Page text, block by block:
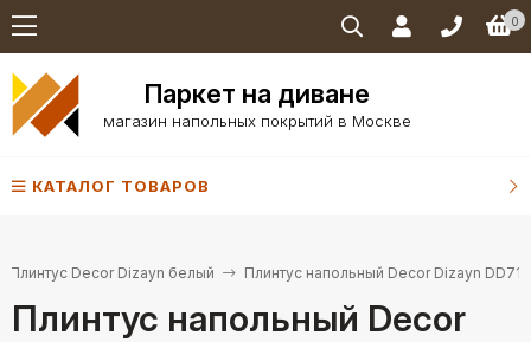
0
Паркет на диване
магазин напольных покрытий в Москве
КАТАЛОГ ТОВАРОВ
Плинтус Decor Dizayn белый Плинтус напольный Decor Dizayn DD712
Плинтус напольный Decor